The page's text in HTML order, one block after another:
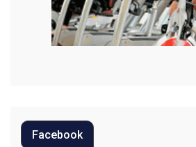
Música
Regional
Facebook